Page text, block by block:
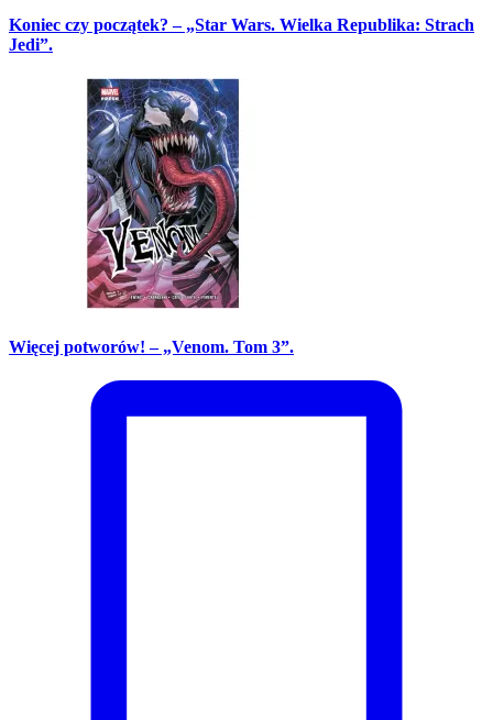
Koniec czy początek? – „Star Wars. Wielka Republika: Strach
Jedi”.
Więcej potworów! – „Venom. Tom 3”.